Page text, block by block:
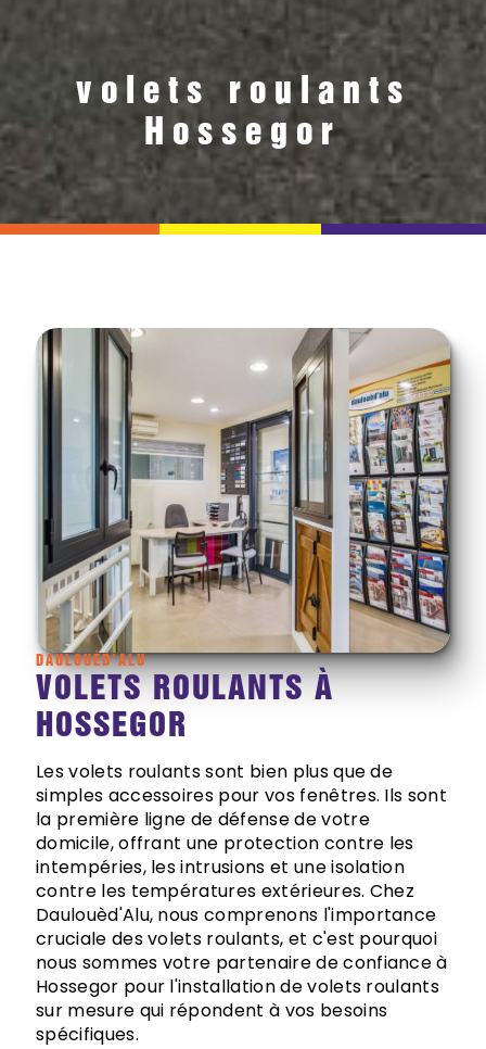
volets roulants
Hossegor
DAULOUÈD'ALU
VOLETS ROULANTS À
HOSSEGOR
Les volets roulants sont bien plus que de
simples accessoires pour vos fenêtres. Ils sont
la première ligne de défense de votre
domicile, offrant une protection contre les
intempéries, les intrusions et une isolation
contre les températures extérieures. Chez
Daulouèd'Alu, nous comprenons l'importance
cruciale des volets roulants, et c'est pourquoi
nous sommes votre partenaire de confiance à
Hossegor pour l'installation de volets roulants
sur mesure qui répondent à vos besoins
spécifiques.